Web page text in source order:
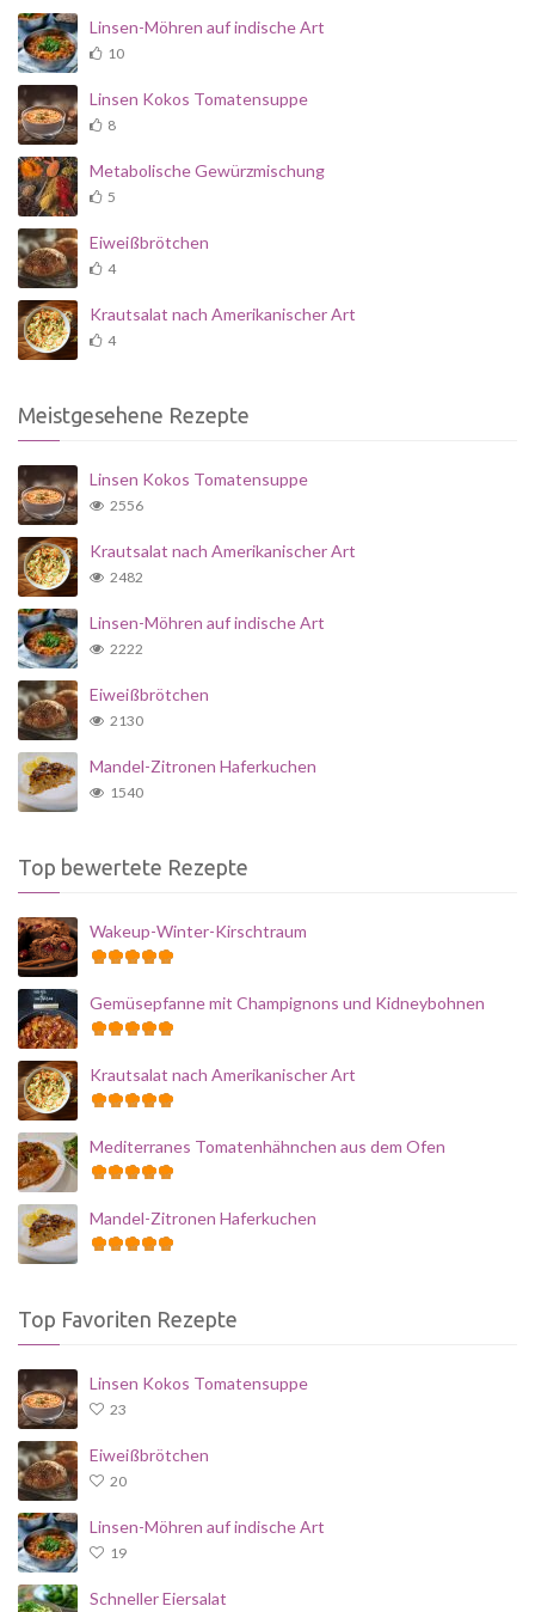
Linsen-Möhren auf indische Art
10
Linsen Kokos Tomatensuppe
8
Metabolische Gewürzmischung
5
Eiweißbrötchen
4
Krautsalat nach Amerikanischer Art
4
Meistgesehene Rezepte
Linsen Kokos Tomatensuppe
2556
Krautsalat nach Amerikanischer Art
2482
Linsen-Möhren auf indische Art
2222
Eiweißbrötchen
2130
Mandel-Zitronen Haferkuchen
1540
Top bewertete Rezepte
Wakeup-Winter-Kirschtraum
Gemüsepfanne mit Champignons und Kidneybohnen
Krautsalat nach Amerikanischer Art
Mediterranes Tomatenhähnchen aus dem Ofen
Mandel-Zitronen Haferkuchen
Top Favoriten Rezepte
Linsen Kokos Tomatensuppe
23
Eiweißbrötchen
20
Linsen-Möhren auf indische Art
19
Schneller Eiersalat